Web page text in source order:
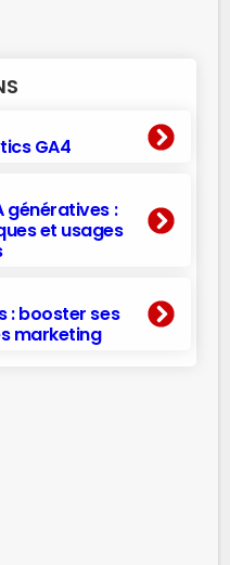
GA4
génératives :
et usages
: booster ses
marketing